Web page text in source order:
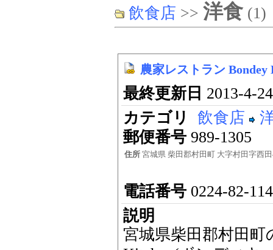
飲食店 >> 洋食(1)
農家レストラン
最終更新日 2013-4-
カテゴリ
飲食店
郵便番号 989-1305
住所 宮城県 柴田郡村田町 大字村田字西
電話番号 0224-82-
説明
宮城県柴田郡村田町